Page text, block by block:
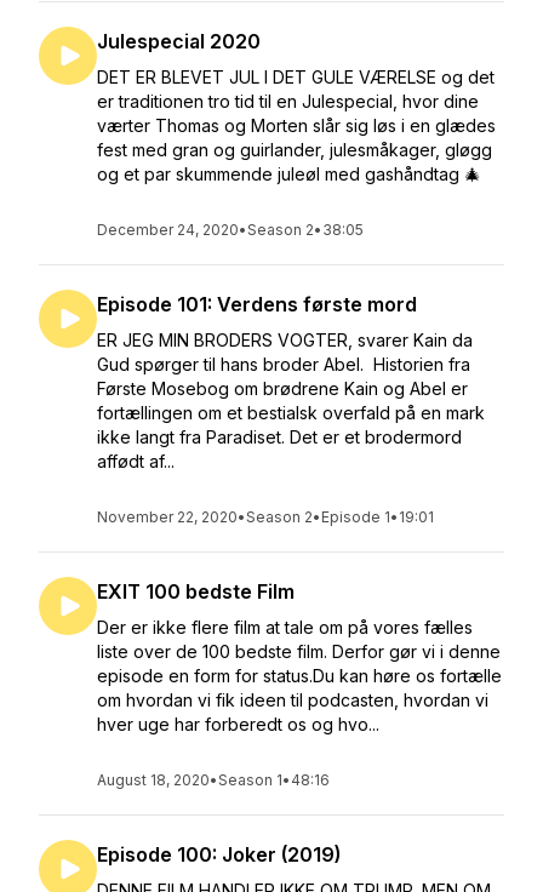
Julespecial 2020
DET ER BLEVET JUL I DET GULE VÆRELSE og det
er traditionen tro tid til en Julespecial, hvor dine
værter Thomas og Morten slår sig løs i en glædes
fest med gran og guirlander, julesmåkager, gløgg
og et par skummende juleøl med gashåndtag 🎄
December 24, 2020•Season 2• 38:05
Episode 101: Verdens første mord
ER JEG MIN BRODERS VOGTER, svarer Kain da
Gud spørger til hans broder Abel. Historien fra
Første Mosebog om brødrene Kain og Abel er
fortællingen om et bestialsk overfald på en mark
ikke langt fra Paradiset. Det er et brodermord
affødt af...
November 22, 2020•Season 2• Episode 1• 19:01
EXIT 100 bedste Film
Der er ikke flere film at tale om på vores fælles
liste over de 100 bedste film. Derfor gør vi i denne
episode en form for status.Du kan høre os fortælle
om hvordan vi fik ideen til podcasten, hvordan vi
hver uge har forberedt os og hvo...
August 18, 2020•Season 1• 48:16
Episode 100: Joker (2019)